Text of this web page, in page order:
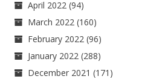
April 2022 (94)
March 2022 (160)
February 2022 (96)
January 2022 (288)
December 2021 (171)